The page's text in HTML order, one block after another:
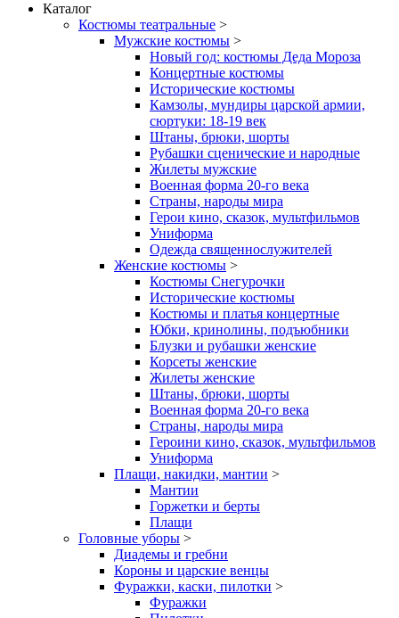
Каталог
Костюмы театральные >
Мужские костюмы >
Новый год: костюмы Деда Мороза
Концертные костюмы
Исторические костюмы
Камзолы, мундиры царской армии,
сюртуки: 18-19 век
Штаны, брюки, шорты
Рубашки сценические и народные
Жилеты мужские
Военная форма 20-го века
Страны, народы мира
Герои кино, сказок, мультфильмов
Униформа
Одежда священнослужителей
Женские костюмы >
Костюмы Снегурочки
Исторические костюмы
Костюмы и платья концертные
Юбки, кринолины, подъюбники
Блузки и рубашки женские
Корсеты женские
Жилеты женские
Штаны, брюки, шорты
Военная форма 20-го века
Страны, народы мира
Героини кино, сказок, мультфильмов
Униформа
Плащи, накидки, мантии >
Мантии
Горжетки и берты
Плащи
Головные уборы >
Диадемы и гребни
Короны и царские венцы
Фуражки, каски, пилотки >
Фуражки